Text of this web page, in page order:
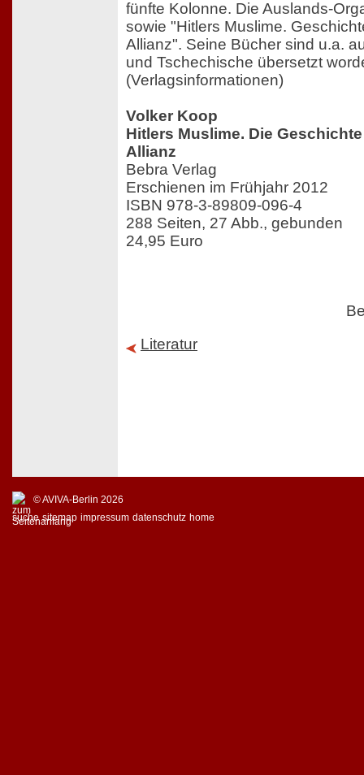
fünfte Kolonne. Die Auslands-
sowie "Hitlers Muslime.
Allianz". Seine Bücher sind u.a.
und Tschechische übersetzt
(Verlagsinformationen)
Volker Koop
Hitlers Muslime. Die
Allianz
Bebra Verlag
Erschienen im Frühjahr 2012
ISBN 978-3-89809-096-4
288 Seiten, 27 Abb., gebunden
24,95 Euro
Literatur
© AVIVA-Berlin 2026
suche sitemap impressum datenschutz home